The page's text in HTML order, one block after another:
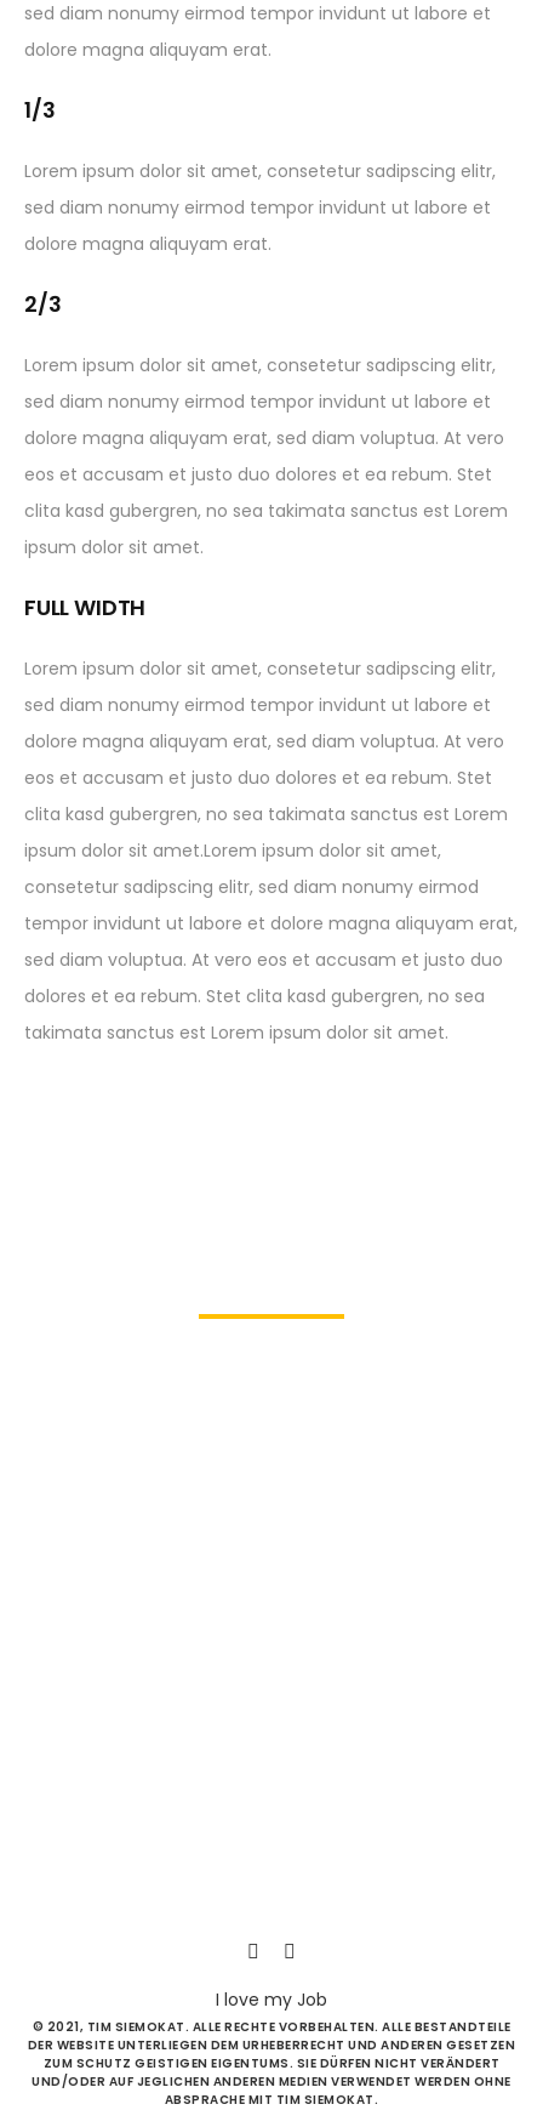
sed diam nonumy eirmod tempor invidunt ut labore et
dolore magna aliquyam erat.
1/3
Lorem ipsum dolor sit amet, consetetur sadipscing elitr,
sed diam nonumy eirmod tempor invidunt ut labore et
dolore magna aliquyam erat.
2/3
Lorem ipsum dolor sit amet, consetetur sadipscing elitr,
sed diam nonumy eirmod tempor invidunt ut labore et
dolore magna aliquyam erat, sed diam voluptua. At vero
eos et accusam et justo duo dolores et ea rebum. Stet
clita kasd gubergren, no sea takimata sanctus est Lorem
ipsum dolor sit amet.
FULL WIDTH
Lorem ipsum dolor sit amet, consetetur sadipscing elitr,
sed diam nonumy eirmod tempor invidunt ut labore et
dolore magna aliquyam erat, sed diam voluptua. At vero
eos et accusam et justo duo dolores et ea rebum. Stet
clita kasd gubergren, no sea takimata sanctus est Lorem
ipsum dolor sit amet.Lorem ipsum dolor sit amet,
consetetur sadipscing elitr, sed diam nonumy eirmod
tempor invidunt ut labore et dolore magna aliquyam erat,
sed diam voluptua. At vero eos et accusam et justo duo
dolores et ea rebum. Stet clita kasd gubergren, no sea
takimata sanctus est Lorem ipsum dolor sit amet.
I love my Job
© 2021, TIM SIEMOKAT. ALLE RECHTE VORBEHALTEN. ALLE BESTANDTEILE
DER WEBSITE UNTERLIEGEN DEM URHEBERRECHT UND ANDEREN GESETZEN
ZUM SCHUTZ GEISTIGEN EIGENTUMS. SIE DÜRFEN NICHT VERÄNDERT
UND/ODER AUF JEGLICHEN ANDEREN MEDIEN VERWENDET WERDEN OHNE
ABSPRACHE MIT TIM SIEMOKAT.